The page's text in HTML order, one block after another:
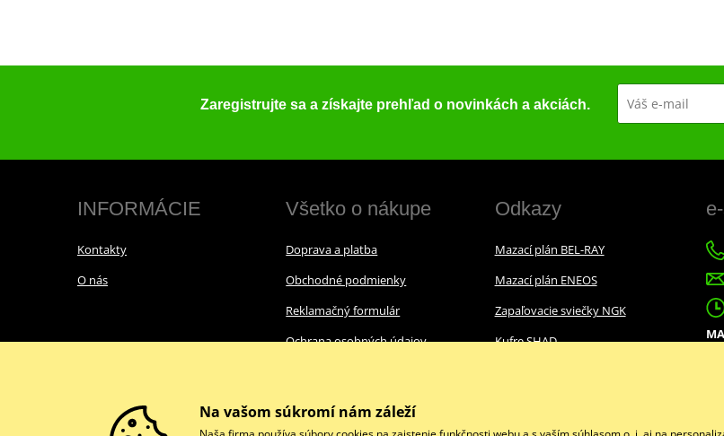
Zaregistrujte sa a získajte prehľad o novinkách a akciách.
INFORMÁCIE
Kontakty
O nás
Všetko o nákupe
Doprava a platba
Obchodné podmienky
Reklamačný formulár
Ochrana osobných údajov
Odkazy
Mazací plán BEL-RAY
Mazací plán ENEOS
Zapaľovacie sviečky NGK
Kufre SHAD
MA
Na vašom súkromí nám záleží